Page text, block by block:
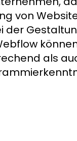
von
als